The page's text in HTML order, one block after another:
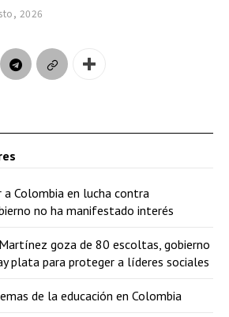
2026
a Colombia en lucha contra
no ha manifestado interés
goza de 80 escoltas, gobierno
plata para proteger a líderes sociales
de la educación en Colombia